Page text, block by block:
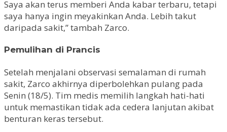
Saya akan terus memberi Anda kabar terbaru, tetapi
saya hanya ingin meyakinkan Anda. Lebih takut
daripada sakit,” tambah Zarco.
Pemulihan di Prancis
Setelah menjalani observasi semalaman di rumah
sakit, Zarco akhirnya diperbolehkan pulang pada
Senin (18/5). Tim medis memilih langkah hati-hati
untuk memastikan tidak ada cedera lanjutan akibat
benturan keras tersebut.